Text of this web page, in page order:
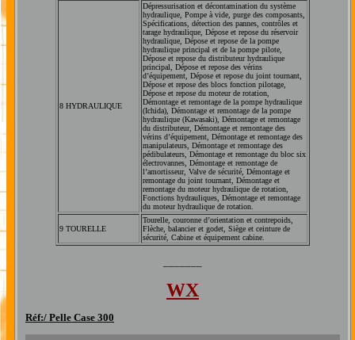
8 HYDRAULIQUE
Dépressurisation et décontamination du système
hydraulique, Pompe à vide, purge des composants,
Spécifications, détection des pannes, contrôles et
tarage hydraulique, Dépose et repose du réservoir
hydraulique, Dépose et repose de la pompe
hydraulique principal et de la pompe pilote,
Dépose et repose du distributeur hydraulique
principal, Dépose et repose des vérins
d’équipement, Dépose et repose du joint tournant,
Dépose et repose des blocs fonction pilotage,
Dépose et repose du moteur de rotation,
Démontage et remontage de la pompe hydraulique
(Ichida), Démontage et remontage de la pompe
hydraulique (Kawasaki), Démontage et remontage
du distributeur, Démontage et remontage des
vérins d’équipement, Démontage et remontage des
manipulateurs, Démontage et remontage des
pédibulateurs, Démontage et remontage du bloc six
électrovannes, Démontage et remontage de
l’amortisseur, Valve de sécurité, Démontage et
remontage du joint tournant, Démontage et
remontage du moteur hydraulique de rotation,
Fonctions hydrauliques, Démontage et remontage
du moteur hydraulique de rotation.
9 TOURELLE
Tourelle, couronne d’orientation et contrepoids,
Flèche, balancier et godet, Siège et ceinture de
sécurité, Cabine et équipement cabine.
WX
Réf:/ Pelle Case 300